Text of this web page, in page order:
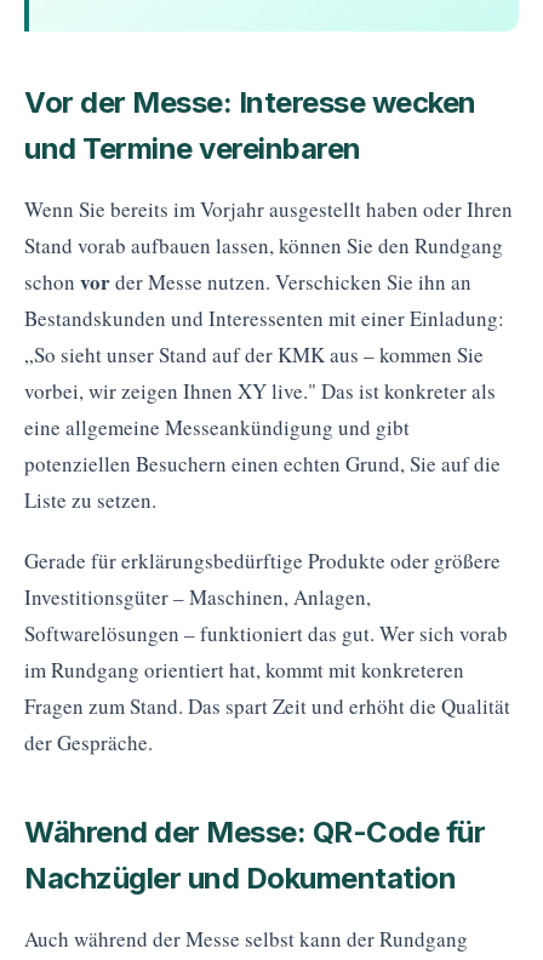
Vor der Messe: Interesse wecken
und Termine vereinbaren
Wenn Sie bereits im Vorjahr ausgestellt haben oder Ihren
Stand vorab aufbauen lassen, können Sie den Rundgang
schon vorder Messe nutzen. Verschicken Sie ihn an
Bestandskunden und Interessenten mit einer Einladung:
„So sieht unser Stand auf der KMK aus – kommen Sie
vorbei, wir zeigen Ihnen XY live." Das ist konkreter als
eine allgemeine Messeankündigung und gibt
potenziellen Besuchern einen echten Grund, Sie auf die
Liste zu setzen.
Gerade für erklärungsbedürftige Produkte oder größere
Investitionsgüter – Maschinen, Anlagen,
Softwarelösungen – funktioniert das gut. Wer sich vorab
im Rundgang orientiert hat, kommt mit konkreteren
Fragen zum Stand. Das spart Zeit und erhöht die Qualität
der Gespräche.
Während der Messe: QR-Code für
Nachzügler und Dokumentation
Auch während der Messe selbst kann der Rundgang